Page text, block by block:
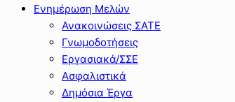
Ενημέρωση Μελών
Ανακοινώσεις ΣΑΤΕ
Γνωμοδοτήσεις
Εργασιακά/ΣΣΕ
Ασφαλιστικά
Δημόσια Έργα